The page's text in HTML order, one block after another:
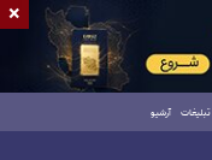
تبلیغات آرشیو
×